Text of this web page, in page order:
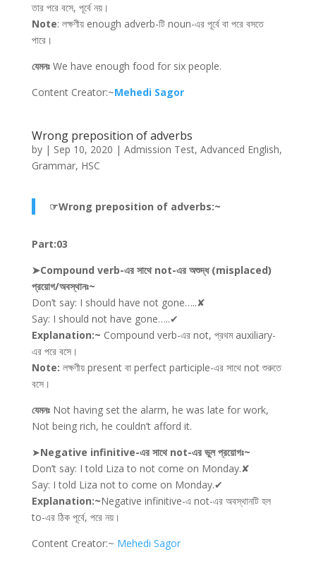
তার পরে বসে, পূর্বে নয়।
Note: লক্ষণীয় enough adverb-টি noun-এর পূর্বে বা পরে বসতে
পারে।
যেমনঃWe have enough food for six people.
Content Creator:~Mehedi Sagor
Wrong preposition of adverbs
by | Sep 10, 2020 | Admission Test, Advanced English,
Grammar, HSC
☞Wrong preposition of adverbs:~
Part:03
➤Compound verb-এর সাথে not-এর অশুদ্ধ (misplaced)
প্রয়োগ/অবস্থানঃ~
Don’t say: I should have not gone…..✘
Say: I should not have gone…..✔
Explanation:~ Compound verb-এর not, প্রথম auxiliary-
এর পরে বসে।
Note: লক্ষণীয় present বা perfect participle-এর সাথে not শুরুতে
বসে।
যেমনঃNot having set the alarm, he was late for work,
Not being rich, he couldn’t afford it.
➤Negative infinitive-এর সাথে not-এর ভুল প্রয়োগঃ~
Don’t say: I told Liza to not come on Monday.✘
Say: I told Liza not to come on Monday.✔
Explanation:~Negative infinitive-এ not-এর অবস্থানটি হল
to-এর ঠিক পূর্বে, পরে নয়।
Content Creator:~ Mehedi Sagor